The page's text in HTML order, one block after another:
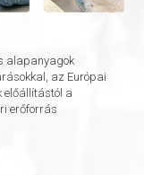
alapanyagok
az Európai
előállítástól a
erőforrás